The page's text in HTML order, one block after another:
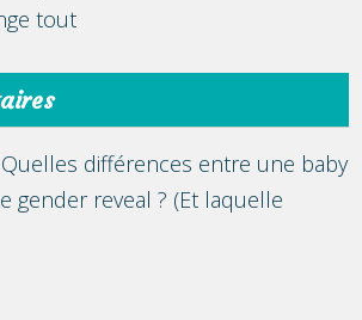
tout
Quelles différences entre une baby
gender reveal ? (Et laquelle